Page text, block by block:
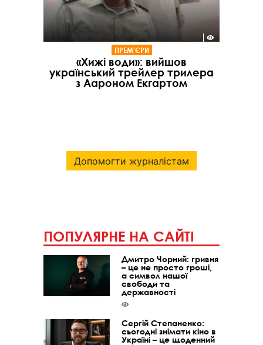
ПРЕМ'ЄРИ
«Хижі води»: вийшов
український трейлер трилера
з Аароном Екгартом
Допомогти журналістам
ПОПУЛЯРНЕ НА САЙТІ
Дмитро Чорний: гривня
– це не просто гроші,
а символ нашої
свободи та
державності
Сергій Степаненко:
сьогодні знімати кіно в
Україні – це щоденний